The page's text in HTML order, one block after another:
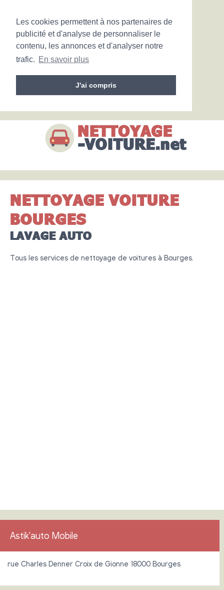
Les cookies permettent à nos partenaires de
publicité et d'analyse de personnaliser le
contenu, les annonces et d'analyser notre
trafic. En savoir plus
J'ai compris
NETTOYAGE VOITURE
BOURGES
LAVAGE AUTO
Tous les services de nettoyage de voitures à Bourges.
Astik'auto Mobile
rue Charles Denner Croix de Gionne 18000 Bourges